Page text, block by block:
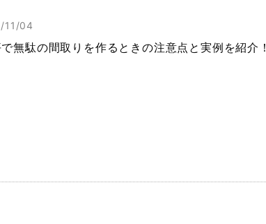
11/04
無駄の間取りを作るときの注意点と実例を紹介！